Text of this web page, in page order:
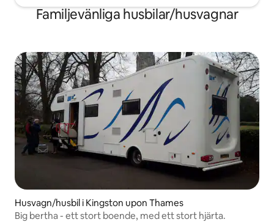
Familjevänliga husbilar/husvagnar
Husvagn/husbil i Kingston upon Thames
Big bertha - ett stort boende, med ett stort hjärta.